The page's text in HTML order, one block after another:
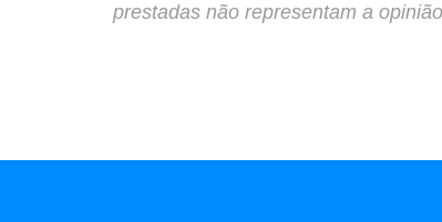
prestadas não representam a